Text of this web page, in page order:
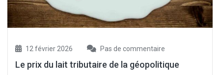
12 février 2026 Pas de commentaire
Le prix du lait tributaire de la géopolitique